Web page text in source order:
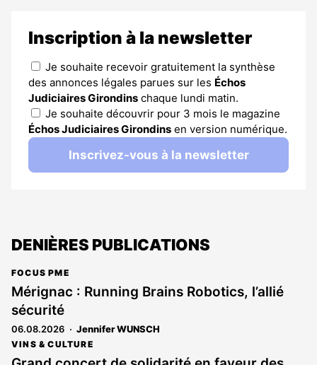
Inscription à la newsletter
Je souhaite recevoir gratuitement la synthèse
des annonces légales parues sur les Échos
Judiciaires Girondins chaque lundi matin.
Je souhaite découvrir pour 3 mois le magazine
Échos Judiciaires Girondins en version numérique.
Inscrivez-vous à la newsletter
DENIÈRES PUBLICATIONS
FOCUS PME
Mérignac : Running Brains Robotics, l’allié
sécurité
06.08.2026 Jennifer WUNSCH
VINS & CULTURE